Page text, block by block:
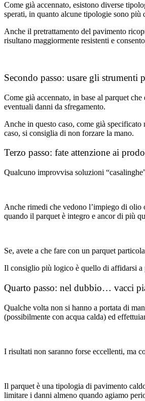
Come già accennato, esistono diverse
sperati, in quanto alcune tipologie sono più
Anche il pretrattamento del pavimento
risultano maggiormente resistenti e
Secondo passo: usare gli strumenti
Come già accennato, in base al parquet
eventuali danni da sfregamento.
Anche in questo caso, come già
caso, si consiglia di non forzare la mano.
Terzo passo: fate attenzione ai
Qualcuno improvvisa soluzioni
Anche rimedi che vedono l’impiego di olio
quando il parquet è integro e ancor di più
Se, avete a che fare con un parquet
Il consiglio più logico è quello di affidarsi a
Quarto passo: nel dubbio… vacci
Qualche volta non si hanno a portata di
(possibilmente con acqua calda) ed
I risultati non saranno forse eccellenti, ma
Il parquet è una tipologia di pavimento
limitare i danni almeno quando agiamo